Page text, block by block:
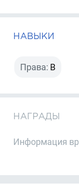
НАВЫКИ
Права: B
НАГРАДЫ
Информация